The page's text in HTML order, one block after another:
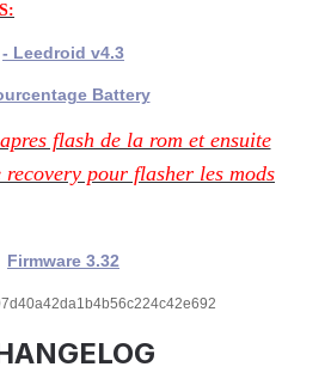
- Leedroid v4.3
Battery
flash de la rom et ensuite
recovery pour flasher les mods
Firmware 3.32